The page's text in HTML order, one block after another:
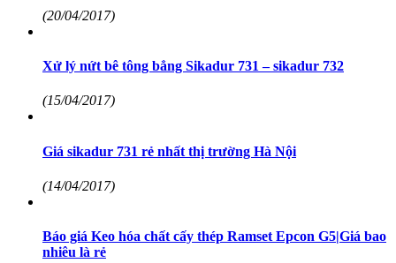
(20/04/2017)
Xử lý nứt bê tông bẳng Sikadur 731 – sikadur 732
(15/04/2017)
Giá sikadur 731 rẻ nhất thị trường Hà Nội
(14/04/2017)
Báo giá Keo hóa chất cấy thép Ramset Epcon G5|Giá bao
nhiêu là rẻ